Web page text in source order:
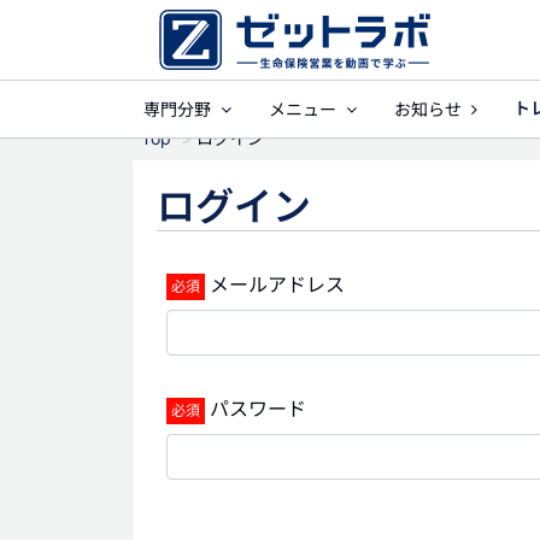
専門分野 メニュー お知らせ ト
事業保障 就業
Top
ログイン
ログイン
メールアドレス
パスワード